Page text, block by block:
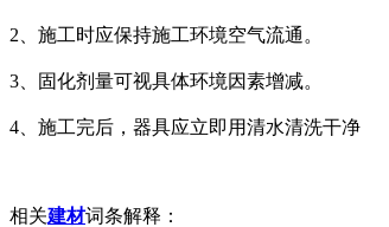
2、施工时应保持施工环境空气流通。
3、固化剂量可视具体环境因素增减。
4、施工完后，器具应立即用清水清洗干净
相关建材词条解释：